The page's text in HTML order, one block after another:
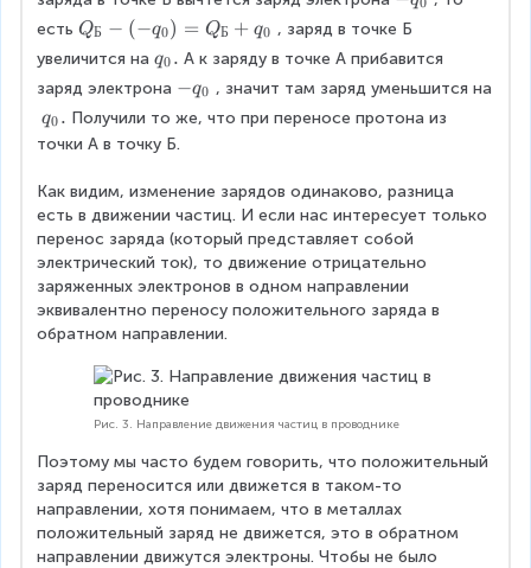
.
q
_
0
.
\
q
_
0
есть \
\
_
Б
-
q
_
0
)
=
Q
_
0
QБ − (−q0) = QБ + q0 , заряд в точке Б
увеличится на \
\
_
0
q0 . А к заряду в точке А прибавится
заряд электрона \
\
−q0 , значит там заряд уменьшится на
\
\
_
0
.
q0 . Получили то же, что при переносе протона из
точки А в точку Б.
Как видим, изменение зарядов одинаково, разница
есть в движении частиц. И если нас интересует только
перенос заряда (который представляет собой
электрический ток), то движение отрицательно
заряженных электронов в одном направлении
эквивалентно переносу положительного заряда в
обратном направлении.
Рис. 3. Направление движения частиц в проводнике
Поэтому мы часто будем говорить, что положительный
заряд переносится или движется в таком-то
направлении, хотя понимаем, что в металлах
положительный заряд не движется, это в обратном
направлении движутся электроны. Чтобы не было